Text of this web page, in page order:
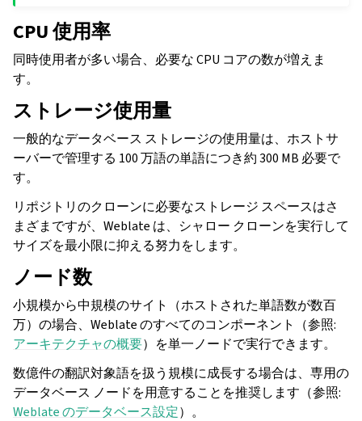
CPU 使用率
同時使用者が多い場合、必要な CPU コアの数が増えま
す。
ストレージ使用量
一般的なデータベース ストレージの使用量は、ホストサ
ーバーで管理する 100 万語の単語につき約 300 MB 必要で
す。
リポジトリのクローンに必要なストレージ スペースはさ
まざまですが、Weblate は、シャロー クローンを実行して
サイズを最小限に抑える努力をします。
ノード数
小規模から中規模のサイト（ホストされた単語数が数百
万）の場合、Weblate のすべてのコンポーネント（参照:
アーキテクチャの概要）を単一ノードで実行できます。
数億件の翻訳対象語を扱う規模に成長する場合は、専用の
データベース ノードを用意することを推奨します（参照:
Weblate のデータベース設定）。